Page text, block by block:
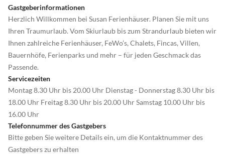
Gastgeberinformationen
Herzlich Willkommen bei Susan Ferienhäuser. Planen Sie mit uns
Ihren Traumurlaub. Vom Skiurlaub bis zum Strandurlaub bieten wir
Ihnen zahlreiche Ferienhäuser, FeWo’s, Chalets, Fincas, Villen,
Bauernhöfe, Ferienparks und mehr – für jeden Geschmack das
Passende.
Servicezeiten
Montag 8.30 Uhr bis 20.00 Uhr Dienstag - Donnerstag 8.30 Uhr bis
18.00 Uhr Freitag 8.30 Uhr bis 20.00 Uhr Samstag 10.00 Uhr bis
16.00 Uhr
Telefonnummer des Gastgebers
Bitte geben Sie weitere Details ein, um die Kontaktnummer des
Gastgebers zu erhalten